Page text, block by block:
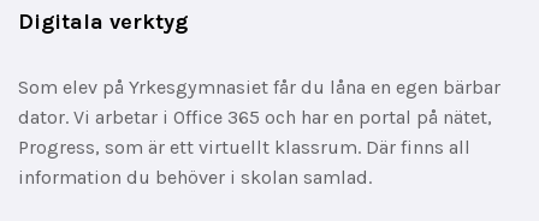
Digitala verktyg
Som elev på Yrkesgymnasiet får du låna en egen bärbar
dator. Vi arbetar i Office 365 och har en portal på nätet,
Progress, som är ett virtuellt klassrum. Där finns all
information du behöver i skolan samlad.